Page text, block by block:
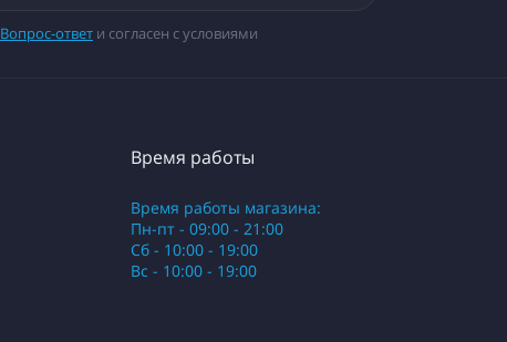
Вопрос-ответ и согласен с условиями
Время работы
Время работы магазина:
Пн-пт - 09:00 - 21:00
Сб - 10:00 - 19:00
Вс - 10:00 - 19:00